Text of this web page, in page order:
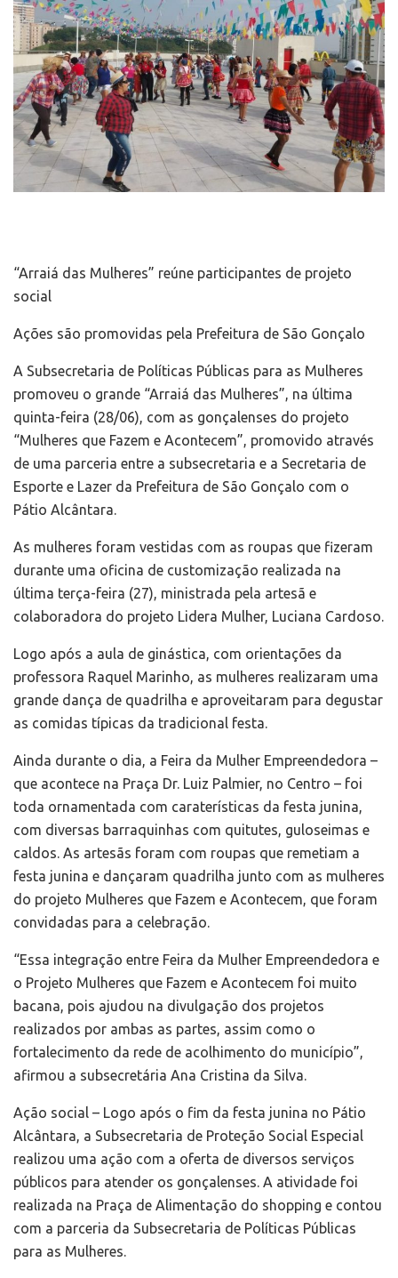
“Arraiá das Mulheres” reúne participantes de projeto
social
Ações são promovidas pela Prefeitura de São Gonçalo
A Subsecretaria de Políticas Públicas para as Mulheres
promoveu o grande “Arraiá das Mulheres”, na última
quinta-feira (28/06), com as gonçalenses do projeto
“Mulheres que Fazem e Acontecem”, promovido através
de uma parceria entre a subsecretaria e a Secretaria de
Esporte e Lazer da Prefeitura de São Gonçalo com o
Pátio Alcântara.
As mulheres foram vestidas com as roupas que fizeram
durante uma oficina de customização realizada na
última terça-feira (27), ministrada pela artesã e
colaboradora do projeto Lidera Mulher, Luciana Cardoso.
Logo após a aula de ginástica, com orientações da
professora Raquel Marinho, as mulheres realizaram uma
grande dança de quadrilha e aproveitaram para degustar
as comidas típicas da tradicional festa.
Ainda durante o dia, a Feira da Mulher Empreendedora –
que acontece na Praça Dr. Luiz Palmier, no Centro – foi
toda ornamentada com caraterísticas da festa junina,
com diversas barraquinhas com quitutes, guloseimas e
caldos. As artesãs foram com roupas que remetiam a
festa junina e dançaram quadrilha junto com as mulheres
do projeto Mulheres que Fazem e Acontecem, que foram
convidadas para a celebração.
“Essa integração entre Feira da Mulher Empreendedora e
o Projeto Mulheres que Fazem e Acontecem foi muito
bacana, pois ajudou na divulgação dos projetos
realizados por ambas as partes, assim como o
fortalecimento da rede de acolhimento do município”,
afirmou a subsecretária Ana Cristina da Silva.
Ação social – Logo após o fim da festa junina no Pátio
Alcântara, a Subsecretaria de Proteção Social Especial
realizou uma ação com a oferta de diversos serviços
públicos para atender os gonçalenses. A atividade foi
realizada na Praça de Alimentação do shopping e contou
com a parceria da Subsecretaria de Políticas Públicas
para as Mulheres.